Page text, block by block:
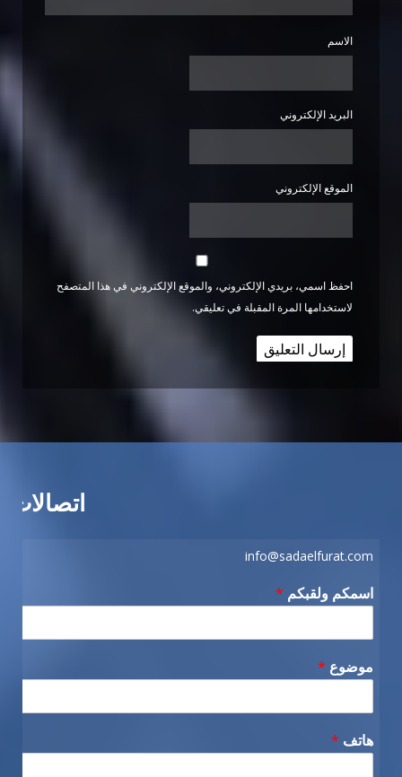
الاسم
البريد الإلكتروني
الموقع الإلكتروني
احفظ اسمي، بريدي الإلكتروني، والموقع الإلكتروني في هذا المتصفح
لاستخدامها المرة المقبلة في تعليقي.
اتصالات
info@sadaelfurat.com
اسمكم ولقبكم *
موضوع *
هاتف *